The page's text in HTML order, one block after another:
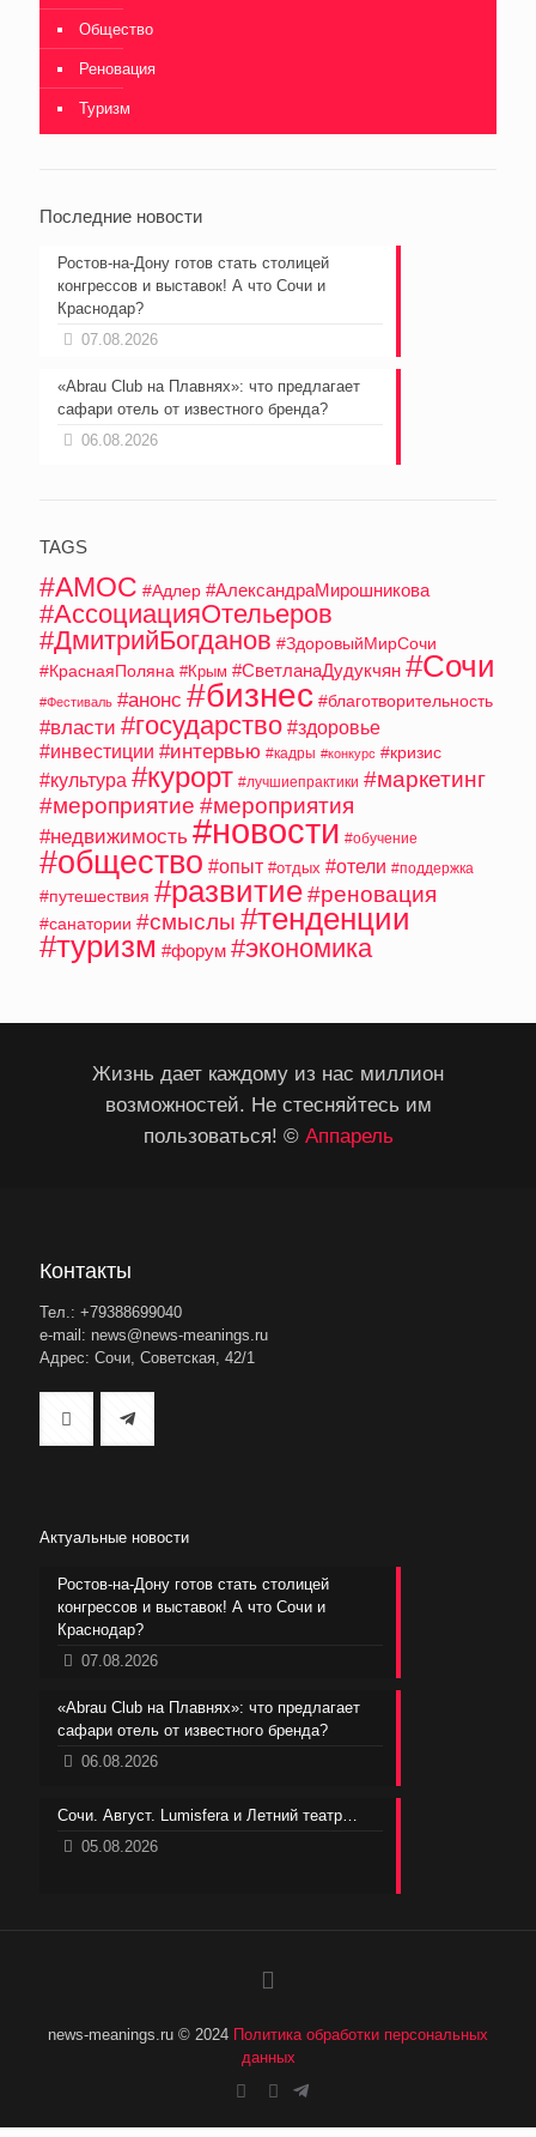
Общество
Реновация
Туризм
Последние новости
Ростов-на-Дону готов стать столицей
конгрессов и выставок! А что Сочи и
Краснодар?
07.08.2026
«Abrau Club на Плавнях»: что предлагает
сафари отель от известного бренда?
06.08.2026
TAGS
#АМОС #Адлер #АлександраМирошникова
#АссоциацияОтельеров
#ДмитрийБогданов #ЗдоровыйМирСочи
#КраснаяПоляна #Крым #СветланаДудукчян #Сочи
#Фестиваль #анонс #бизнес #благотворительность
#власти #государство #здоровье
#инвестиции #интервью #кадры #конкурс #кризис
#культура #курорт #лучшиепрактики #маркетинг
#мероприятие #мероприятия
#недвижимость #новости #обучение
#общество #опыт #отдых #отели #поддержка
#путешествия #развитие#реновация
#санатории #смыслы #тенденции
#туризм #форум #экономика
Жизнь дает каждому из нас миллион
возможностей. Не стесняйтесь им
пользоваться! © Аппарель
Контакты
Тел.: +79388699040
e-mail: news@news-meanings.ru
Адрес: Сочи, Советская, 42/1
Актуальные новости
Ростов-на-Дону готов стать столицей
конгрессов и выставок! А что Сочи и
Краснодар?
07.08.2026
«Abrau Club на Плавнях»: что предлагает
сафари отель от известного бренда?
06.08.2026
Сочи. Август. Lumisfera и Летний театр…
05.08.2026
news-meanings.ru © 2024 Политика обработки персональных
данных